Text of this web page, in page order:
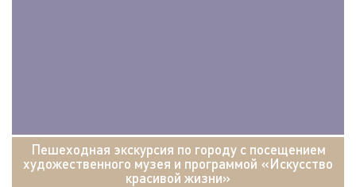
Пешеходная экскурсия по городу с посещением
художественного музея и программой «Искусство
красивой жизни»